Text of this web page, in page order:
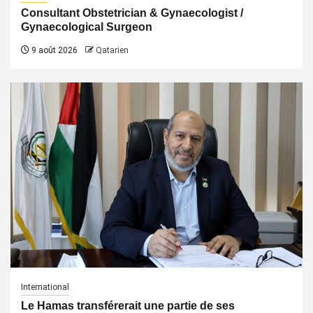
Consultant Obstetrician & Gynaecologist /
Gynaecological Surgeon
9 août 2026 Qatarien
International
Le Hamas transférerait une partie de ses